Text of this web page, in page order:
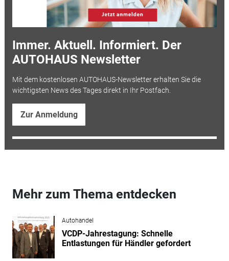
Immer. Aktuell. Informiert. Der
AUTOHAUS Newsletter
Mit dem kostenlosen AUTOHAUS-Newsletter erhalten Sie die
wichtigsten News des Tages direkt in Ihr Postfach.
Zur Anmeldung
Mehr zum Thema entdecken
Autohandel
VCDP-Jahrestagung: Schnelle
Entlastungen für Händler gefordert